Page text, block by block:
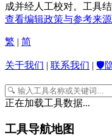
成并经人工校对。工具
查看编辑政策与参考来
繁 | 简
关于我们 | 联系我们 | 🛡️
正在加载工具数据...
工具导航地图